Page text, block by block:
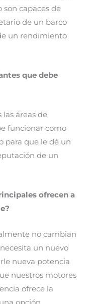
capaces de
de un barco
un rendimiento
que debe
las áreas de
funcionar como
para que le dé un
de un
ofrecen a
no cambian
un nuevo
nueva potencia
nuestros motores
ofrece la